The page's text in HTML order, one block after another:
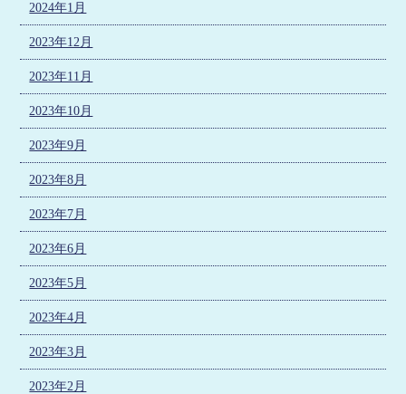
2024年1月
2023年12月
2023年11月
2023年10月
2023年9月
2023年8月
2023年7月
2023年6月
2023年5月
2023年4月
2023年3月
2023年2月